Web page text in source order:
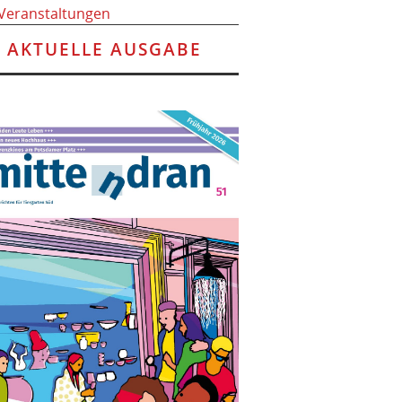
AKTUELLE AUSGABE